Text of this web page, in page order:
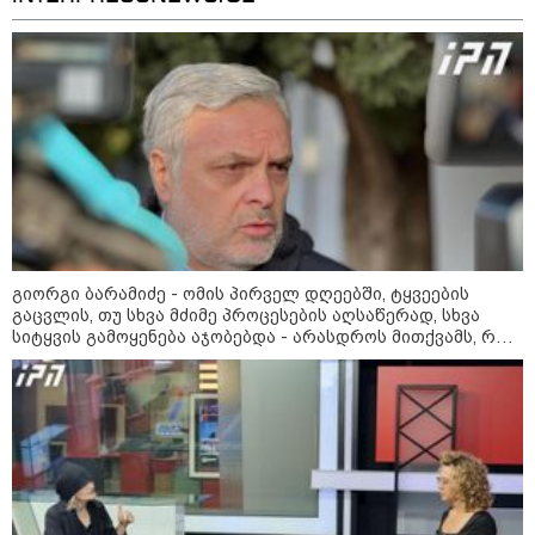
13:24 / 07-08-2026
"საქართველოსთვის თქვენზე ნაკლები
მებრძოლის დედა ვატირე!" - რას ამბობს
გიორგი ბარამიძე პროკურატურის
განცხადების შემდეგ
19:05 / 07-08-2026
გიორგი ბარამიძე - ომის პირველ დღეებში, ტყვეების
გაცვლის, თუ სხვა მძიმე პროცესების აღსაწერად, სხვა
სიტყვის გამოყენება აჯობებდა - არასდროს მითქვამს, რომ
ჩვენები ხელებაწეულს ან დატყვევებულს "ხვრეტდნენ", ეგ
არასდროს მინახავს და არც რაიმე ფაქტი ვიცი